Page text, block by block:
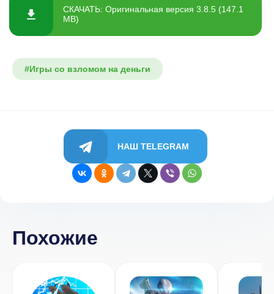
СКАЧАТЬ: Оригинальная версия 3.8.5 (147.1
MB)
#Игры со взломом на деньги
НАШ TELEGRAM
Похожие